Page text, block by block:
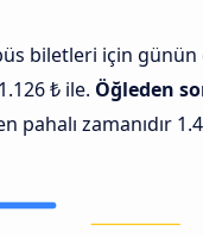
biletleri için günün
₺ ile. Öğleden
zamanıdır